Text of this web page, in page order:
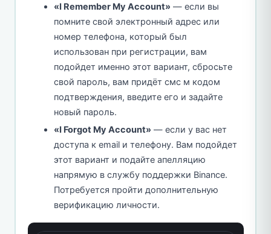
«I Remember My Account» — если вы
помните свой электронный адрес или
номер телефона, который был
использован при регистрации, вам
подойдет именно этот вариант, сбросьте
свой пароль, вам придёт смс м кодом
подтверждения, введите его и задайте
новый пароль.
«I Forgot My Account» — если у вас нет
доступа к email и телефону. Вам подойдет
этот вариант и подайте апелляцию
напрямую в службу поддержки Binance.
Потребуется пройти дополнительную
верификацию личности.